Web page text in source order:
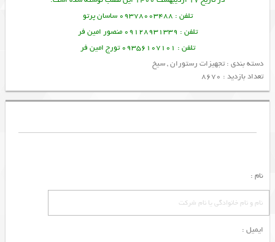
تلفن : 09378003488 ساسان پرتو
تلفن : 09128931339 منصور امین فر
تلفن : 09356107101 تورج امین فر
دسته بندی :تجهیزات رستوران,سیخ
تعداد بازدید : 8670
نام :
ایمیل :